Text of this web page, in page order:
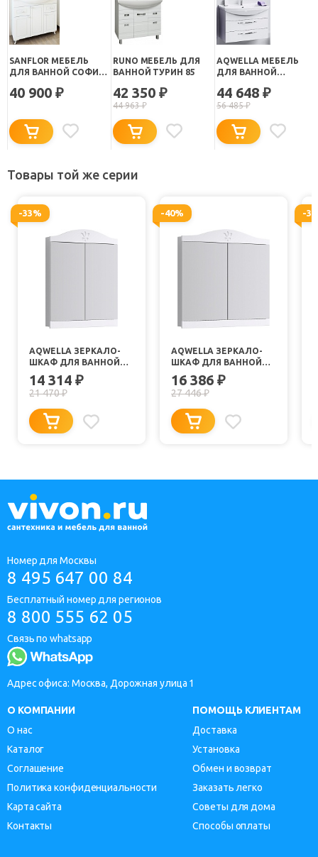
SANFLOR МЕБЕЛЬ
ДЛЯ ВАННОЙ СОФИ
40 900 ₽
RUNO МЕБЕЛЬ ДЛЯ
ВАННОЙ ТУРИН 85
42 350 ₽
44 963₽
AQWELLA МЕБЕЛЬ
ДЛЯ ВАННОЙ
ПОДВЕСНАЯ
44 648 ₽
56 485₽
Товары той же серии
-33%
AQWELLA ЗЕРКАЛО-
ШКАФ ДЛЯ ВАННОЙ
ФРАНЧЕСКА 65
14 314 ₽
21 470₽
-40%
AQWELLA ЗЕРКАЛО-
ШКАФ ДЛЯ ВАННОЙ
ФРАНЧЕСКА 85
16 386 ₽
27 446₽
-
Номер для Москвы
8 495 647 00 84
Бесплатный номер для регионов
8 800 555 62 05
Связь по whatsapp
Адрес офиса: Москва, Дорожная улица 1
О КОМПАНИИ
О нас
Каталог
Соглашение
Политика конфиденциальности
Карта сайта
Контакты
ПОМОЩЬ КЛИЕНТАМ
Доставка
Установка
Обмен и возврат
Заказать легко
Советы для дома
Способы оплаты